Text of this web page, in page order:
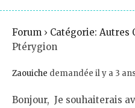
Forum › Catégorie: Autres
Ptérygion
Zaouiche demandée il y a 3
Bonjour, Je souhaiterais